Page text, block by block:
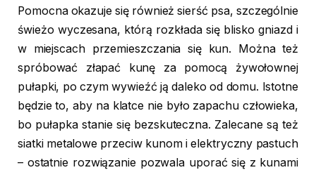
Pomocna okazuje się również sierść psa, szczególnie
świeżo wyczesana, którą rozkłada się blisko gniazd i
w miejscach przemieszczania się kun. Można też
spróbować złapać kunę za pomocą żywołownej
pułapki, po czym wywieźć ją daleko od domu. Istotne
będzie to, aby na klatce nie było zapachu człowieka,
bo pułapka stanie się bezskuteczna. Zalecane są też
siatki metalowe przeciw kunom i elektryczny pastuch
– ostatnie rozwiązanie pozwala uporać się z kunami